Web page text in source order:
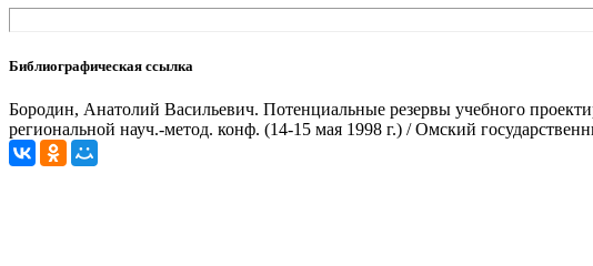
Библиографическая ссылка
Бородин, Анатолий Васильевич. Потенциальные резервы учебного
региональной науч.-метод. конф. (14-15 мая 1998 г.) / Омский